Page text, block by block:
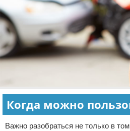
Когда можно
Важно разобраться не только в